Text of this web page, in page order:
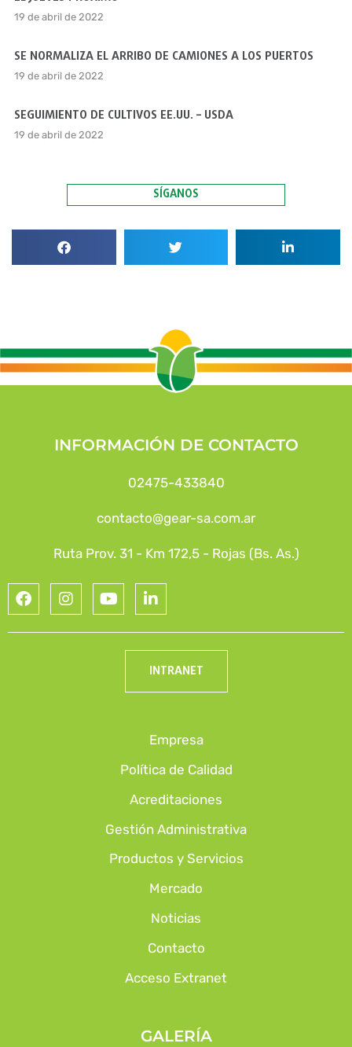
19 de abril de 2022
SE NORMALIZA EL ARRIBO DE CAMIONES A LOS PUERTOS
19 de abril de 2022
SEGUIMIENTO DE CULTIVOS EE.UU. – USDA
19 de abril de 2022
SÍGANOS
INFORMACIÓN DE CONTACTO
02475-433840
contacto@gear-sa.com.ar
Ruta Prov. 31 - Km 172,5 - Rojas (Bs. As.)
INTRANET
Empresa
Política de Calidad
Acreditaciones
Gestión Administrativa
Productos y Servicios
Mercado
Noticias
Contacto
Acceso Extranet
GALERÍA